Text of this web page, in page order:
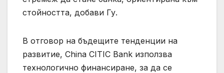
стойността, добави Гу.
В отговор на бъдещите тенденции на
развитие, China CITIC Bank използва
технологично финансиране, за да се